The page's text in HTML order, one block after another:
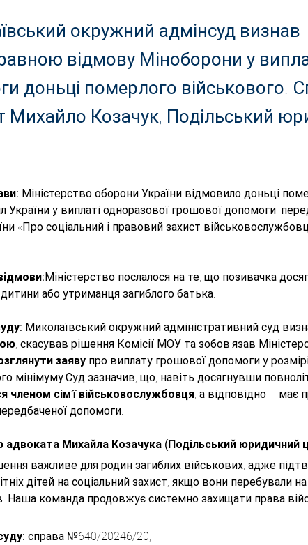
окружний адмінсуд визнав
відмову Міноборони у
доньці померлого військового.
Михайло Козачук, Подільський
Міністерство оборони України відмовило доньці
України у виплаті одноразової грошової допомоги,
«Про соціальний і правовий захист
Міністерство послалося на те, що позивачка
або утриманця загиблого батька.
Миколаївський окружний адміністративний суд
, скасував рішення Комісії МОУ та зобов’язав
заяву про виплату грошової допомоги у
мінімуму.Суд зазначив, що, навіть досягнувши
членом сім’ї військовослужбовця , а відповідно – має
допомоги.
адвоката Михайла Козачука (Подільський юридичний
важливе для родин загиблих військових, адже
дітей на соціальний захист, якщо вони перебували
Наша команда продовжує системно захищати права
справа №640/20246/20,